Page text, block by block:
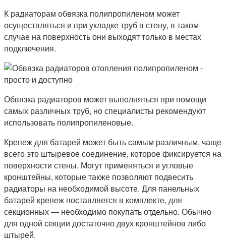
К радиаторам обвязка полипропиленом может
осуществляться и при укладке труб в стену, в таком
случае на поверхность они выходят только в местах
подключения.
Обвязка радиаторов может выполняться при помощи
самых различных труб, но специалисты рекомендуют
использовать полипропиленовые.
Крепеж для батарей может быть самым различным, чаще
всего это штыревое соединение, которое фиксируется на
поверхности стены. Могут применяться и угловые
кронштейны, которые также позволяют подвесить
радиаторы на необходимой высоте. Для панельных
батарей крепеж поставляется в комплекте, для
секционных — необходимо покупать отдельно. Обычно
для одной секции достаточно двух кронштейнов либо
штырей.